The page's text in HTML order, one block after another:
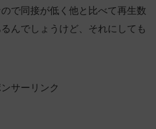
で同接が低く他と比べて再生数
んでしょうけど、それにしても
ンサーリンク